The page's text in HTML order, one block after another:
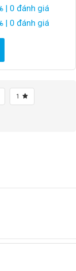
| 0 đánh giá
| 0 đánh giá
1